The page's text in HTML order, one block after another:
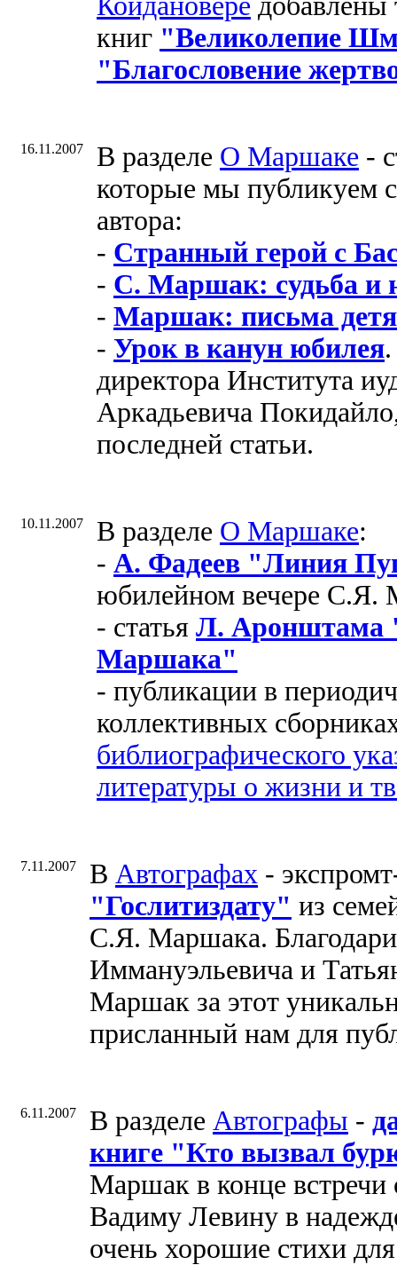
книг "Великолепие
"Благословение
16.11.2007 В разделе О Маршаке -
которые мы публикуем
автора:
- Странный герой с
- С. Маршак: судьба и
- Маршак: письма
- Урок в канун юбилея
директора Института
Аркадьевича
последней статьи.
10.11.2007 В разделе О Маршаке:
- А. Фадеев "Линия
юбилейном вечере С.Я.
- статья Л. Аронштама
Маршака"
- публикации в
коллективных
библиографического
литературы о жизни и
7.11.2007 В Автографах -
"Гослитиздату" из
С.Я. Маршака.
Иммануэльевича и
Маршак за этот
присланный нам для
6.11.2007 В разделе Автографы -
книге "Кто вызвал
Маршак в конце
Вадиму Левину в
очень хорошие стихи